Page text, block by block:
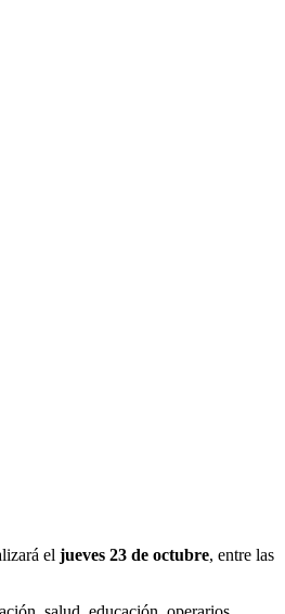
el jueves 23 de octubre, entre las